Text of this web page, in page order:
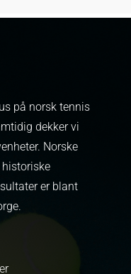
på norsk tennis
dekker vi
Norske
historiske
er blant